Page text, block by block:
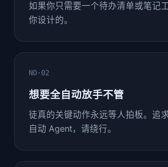
如果你只需要一个待办清单或笔记
你设计的。
NO·02
想要全自动放手不管
徒真的关键动作永远等人拍板。追
自动 Agent，请绕行。